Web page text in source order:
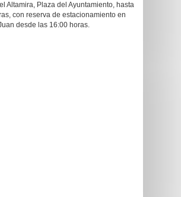
Altamira, Plaza del Ayuntamiento, hasta
con reserva de estacionamiento en
desde las 16:00 horas.